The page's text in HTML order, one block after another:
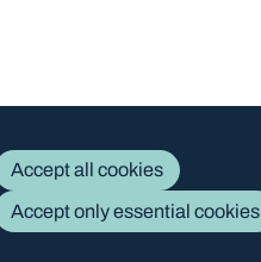
Accept all cookies
Accept only essential cookies